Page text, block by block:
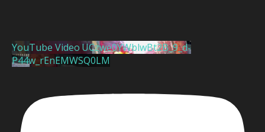
YouTube Video UCzwe0YWblwBt2B_9_d-
P44w_rEnEMWSQ0LM